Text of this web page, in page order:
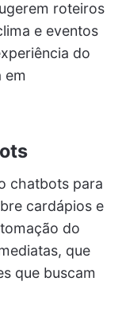
roteiros
e eventos
do
em
chatbots para
cardápios e
do
que
que buscam